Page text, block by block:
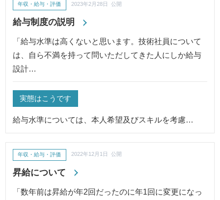
給与制度の説明
年収・給与・評価 2023年2月28日 公開
「給与水準は高くないと思います。技術社員について
は、自ら不満を持って問いただしてきた人にしか給与
設計…
実態はこうです
給与水準については、本人希望及びスキルを考慮…
昇給について
年収・給与・評価 2022年12月1日 公開
「数年前は昇給が年2回だったのに年1回に変更になっ